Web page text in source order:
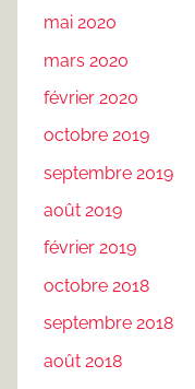
mai 2020
mars 2020
février 2020
octobre 2019
septembre 2019
août 2019
février 2019
octobre 2018
septembre 2018
août 2018